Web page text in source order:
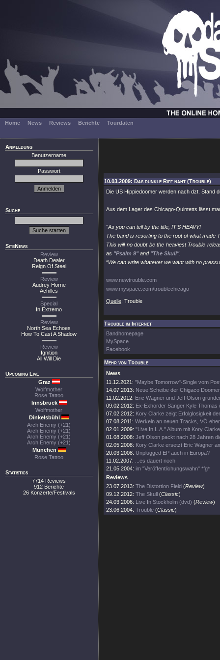
Home News Reviews Berichte Tourdaten
Anmeldung
Benutzername
Passwort
Suche
SiteNews
Review
Death Dealer
Reign Of Steel
Review
Audrey Horne
Achilles
Special
In Extremo
Review
North Sea Echoes
How To Cast A Shadow
Review
Ignition
All Will Die
Upcoming Live
Graz
Wolfmother
Rose Tattoo
Innsbruck
Wolfmother
Dinkelsbühl
Arch Enemy (+21)
Arch Enemy (+21)
Arch Enemy (+21)
Arch Enemy (+21)
München
Rose Tattoo
Statistics
7714 Reviews
912 Berichte
26 Konzerte/Festivals
10.03.2009: Das dunkle Riff naht (Trouble)
Die US Hippiedoomer werden nach dzt. Stand
Aus dem Lager des Chicago-Quintetts lässt
"As you can tell by the title, IT‘S HEAVY!
The band is resorting to the root of what made
This will no doubt be the heaviest Trouble
as "Psalm 9" and "The Skull"
“We can write whatever we want with no
www.newtrouble.com
www.myspace.com/troublechicago
Quelle: Trouble
Trouble im Internet
Bandhomepage
MySpace
Facebook
Mehr von Trouble
News
11.12.2021: "Maybe Tomorrow"-Single vom
14.07.2013: Neue Scheibe der Chigaco
11.02.2012: Eric Wagner und Jeff Olson
09.02.2012: Ex-Exhorder Sänger Kyle Thomas
07.02.2012: Kory Clarke zeigt Erfolglosigkeit
07.08.2011: Werkeln an neuen Tracks, VÖ
02.01.2009: "Live In L.A." Album mit Kory
01.08.2008: Jeff Olson packt nach 28 Jahren
02.05.2008: Kory Clarke ersetzt Eric Wagner
20.03.2008: Unplugged EP auch in Europa?
11.02.2007:
...es dauert noch
21.05.2004: im "Veröffentlichungswahn" *fg*
Reviews
23.07.2013: The Distortion Field (Review)
09.12.2012: The Skull (Classic)
24.03.2006: Live In Stockholm (dvd) (Review)
23.06.2004: Trouble (Classic)